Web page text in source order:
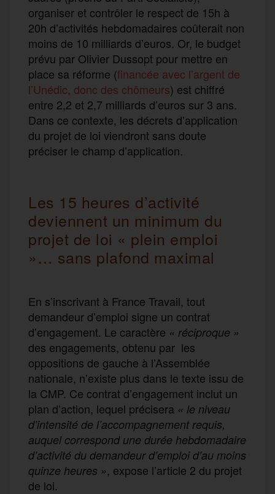
organiser et contrôler le respect de 15h à
20h d’activités hebdomadaires coûterait non
moins de 10 milliards d’euros. Or, le budget
prévu par Olivier Dussopt pour mettre en
place sa réforme (financée avec l’argent de
l’Unédic, donc des chômeurs) est chiffré
entre 2,2 et 2,7 milliards d’euros sur 3 ans.
Dans ce contexte, les décrets d’application
du projet de loi viendront sans doute
préciser le champ d’application.
Les 15 heures d’activité
deviennent un minimum du
projet de loi « plein emploi
»… sans plafond maximal
En s’inscrivant à France Travail, tout
demandeur d’emploi signe un contrat
d’engagement. Le caractère « réciproque »
des engagements, obtenu par les
oppositions de gauche à l’Assemblée
nationale, n’existe plus dans le texte issu de
la CMP. Ce contrat d’engagement inclut un
plan d’action, lequel précisera « le niveau
d’intensité de l’accompagnement requis,
auquel correspond une durée hebdomadaire
d’activité du demandeur d’emploi d’au moins
quinze heures », expose l’article 2 du projet
de loi.